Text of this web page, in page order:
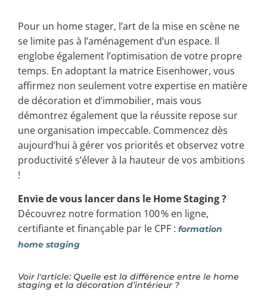
Pour un home stager, l’art de la mise en scène ne
se limite pas à l’aménagement d’un espace. Il
englobe également l’optimisation de votre propre
temps. En adoptant la matrice Eisenhower, vous
affirmez non seulement votre expertise en matière
de décoration et d’immobilier, mais vous
démontrez également que la réussite repose sur
une organisation impeccable. Commencez dès
aujourd’hui à gérer vos priorités et observez votre
productivité s’élever à la hauteur de vos ambitions
!
Envie de vous lancer dans le Home Staging ?
Découvrez notre formation 100 % en ligne,
certifiante et finançable par le CPF : formation
home staging
Voir l'article: Quelle est la différence entre le home
staging et la décoration d’intérieur ?